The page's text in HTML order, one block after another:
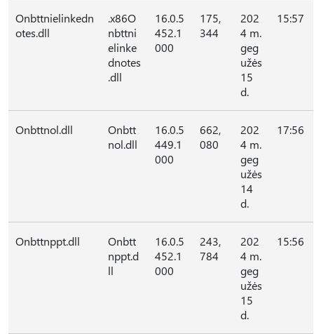
Onbttnielinkedn
otes.dll
.x86O
nbttni
elinke
dnotes
.dll
16.0.5
452.1
000
175,
344
202
4 m.
geg
užės
15
d.
15:57
Onbttnol.dll
Onbtt
nol.dll
16.0.5
449.1
000
662,
080
202
4 m.
geg
užės
14
d.
17:56
Onbttnppt.dll
Onbtt
nppt.d
ll
16.0.5
452.1
000
243,
784
202
4 m.
geg
užės
15
d.
15:56